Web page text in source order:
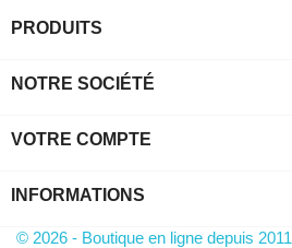
PRODUITS
NOTRE SOCIÉTÉ
VOTRE COMPTE
INFORMATIONS
© 2026 - Boutique en ligne depuis 2011